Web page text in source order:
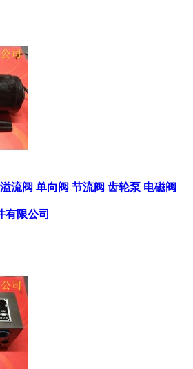
流阀 单向阀 节流阀 齿轮泵 电磁阀
有限公司